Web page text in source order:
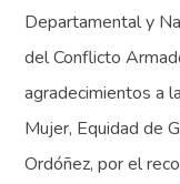
Departamental y
del Conflicto
agradecimientos a
Mujer, Equidad de
Ordóñez, por el